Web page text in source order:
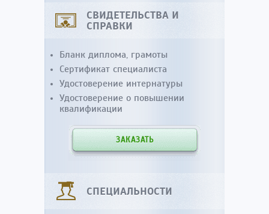
СВИДЕТЕЛЬСТВА И
СПРАВКИ
Бланк диплома, грамоты
Сертификат специалиста
Удостоверение интернатуры
Удостоверение о повышении
квалификации
ЗАКАЗАТЬ
СПЕЦИАЛЬНОСТИ